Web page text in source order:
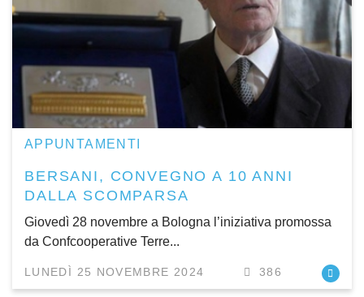
APPUNTAMENTI
BERSANI, CONVEGNO A 10 ANNI
DALLA SCOMPARSA
Giovedì 28 novembre a Bologna l’iniziativa promossa
da Confcooperative Terre...
LUNEDÌ 25 NOVEMBRE 2024 386